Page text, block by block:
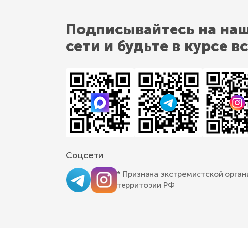
Подписывайтесь на
сети и будьте в курсе
Соцсети
* Признана экстремистской
территории РФ